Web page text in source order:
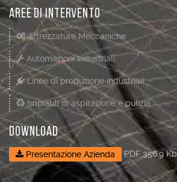
Aree di Intervento
Attrezzature Meccaniche
Automazioni industriali
Linee di produzione industriali
Impianti di aspirazione e pulizia
DOWNLOAD
Presentazione Azienda PDF 356.9 Kb